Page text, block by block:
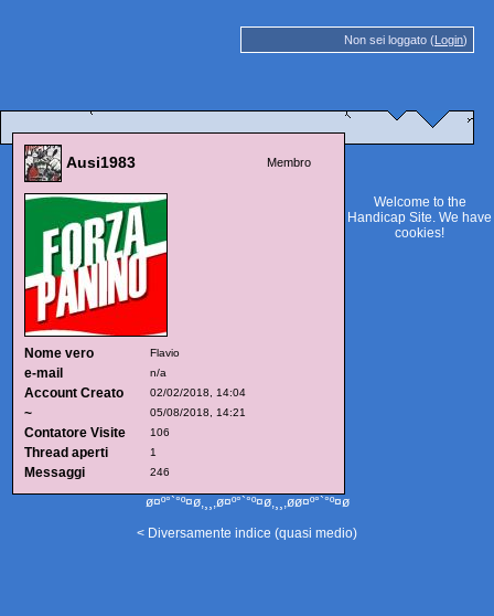
Non sei loggato (Login)
Ausi1983 Membro
Nome vero Flavio
e-mail n/a
Account Creato 02/02/2018, 14:04
~ 05/08/2018, 14:21
Contatore Visite 106
Thread aperti 1
Messaggi 246
Welcome to the
Handicap Site. We have
cookies!
ø¤º°`°º¤ø,¸¸,ø¤º°`°º¤ø,¸¸,øø¤º°`°º¤ø
< Diversamente indice (quasi medio)